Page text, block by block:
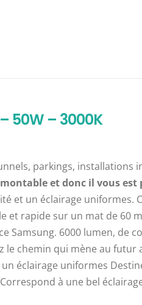
50W – 3000K
parkings, installations
et donc il vous est
et un éclairage uniformes.
et rapide sur un mat de 60
Samsung. 6000 lumen, de
chemin qui mène au futur
éclairage uniformes
à une bel